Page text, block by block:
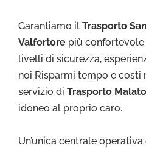
Garantiamo il Trasporto Sa
Valfortore più
livelli di sicurezza,
noi Risparmi tempo e costi
servizio di Trasporto
idoneo al proprio caro.
Un’unica centrale